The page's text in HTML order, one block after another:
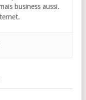
business aussi.